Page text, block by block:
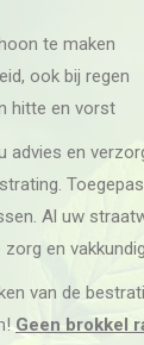
te maken
ook bij regen
hitte en vorst
advies en
Al uw
en
van de
Geen brokkel